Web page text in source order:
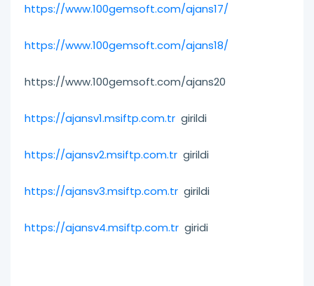
https://www.100gemsoft.com/ajans17/
https://www.100gemsoft.com/ajans18/
https://www.100gemsoft.com/ajans20
https://ajansv1.msiftp.com.tr girildi
https://ajansv2.msiftp.com.tr girildi
https://ajansv3.msiftp.com.tr girildi
https://ajansv4.msiftp.com.tr giridi